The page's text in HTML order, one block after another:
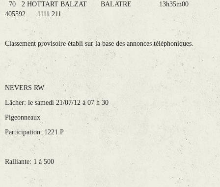
70 2 HOTTART BALZAT BALATRE 13h35m00
405592 1111.211
Classement provisoire établi sur la base des annonces téléphoniques.
NEVERS RW
Lâcher: le samedi 21/07/12 à 07 h 30
Pigeonneaux
Participation: 1221 P
Ralliante: 1 à 500